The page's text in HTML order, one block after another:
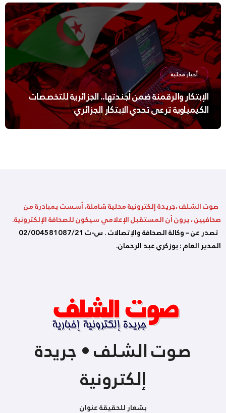
أخبار محلية
الإبتكار والرقمنة ضمن أجندتها.. الجزائرية للتخصصات
الكيمياوية ترعى تحدي الإبتكار الجزائري
صوت الشلف ،جريدة إلكترونية محلية شاملة، أسست بمبادرة من
صحافيين ، يرون أن المستقبل الإعلامي سيكون للصحافة الإلكترونية.
تصدر عن – وكالة الصحافة والإتصالات . س-ت 02/004581087/21
المدير العام : بوزكري عبد الرحمان.
صوت الشلف • جريدة
إلكترونية
بشعار للحقيقة عنوان